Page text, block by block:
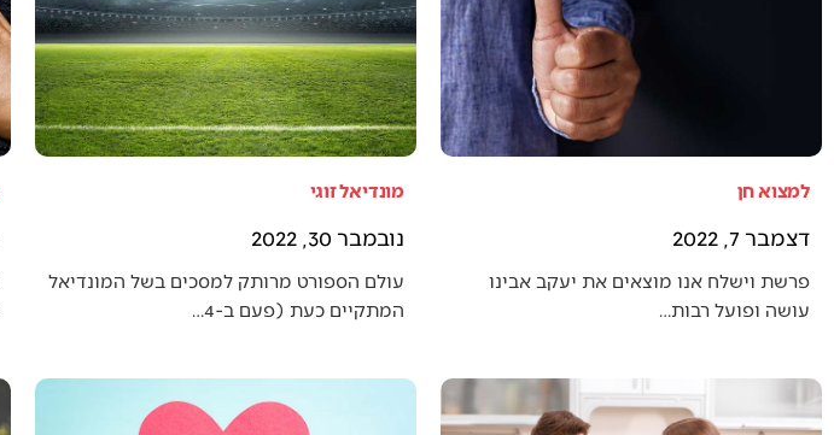
למצוא חן
דצמבר 7, 2022
פרשת וישלח אנו מוצאים את יעקב אבינו
עושה ופועל רבות…
מונדיאל זוגי
נובמבר 30, 2022
עולם הספורט מרותק למסכים בשל המונדיאל
המתקיים כעת (פעם ב-4…